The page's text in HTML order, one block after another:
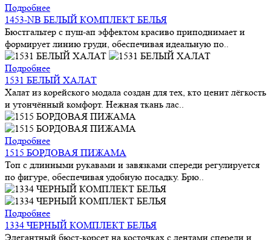
Подробнее
1453-NB БЕЛЫЙ КОМПЛЕКТ БЕЛЬЯ
Бюстгальтер с пуш-ап эффектом красиво приподнимает и
формирует линию груди, обеспечивая идеальную по..
Подробнее
1531 БЕЛЫЙ ХАЛАТ
Халат из корейского модала создан для тех, кто ценит лёгкость
и утончённый комфорт. Нежная ткань лас..
Подробнее
1515 БОРДОВАЯ ПИЖАМА
Топ с длинными рукавами и завязками спереди регулируется
по фигуре, обеспечивая удобную посадку. Брю..
Подробнее
1334 ЧЕРНЫЙ КОМПЛЕКТ БЕЛЬЯ
Элегантный бюст-корсет на косточках с лентами спереди и